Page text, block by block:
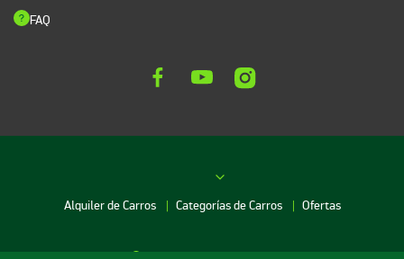
FAQ
Alquiler de Carros Categorías de Carros Ofertas